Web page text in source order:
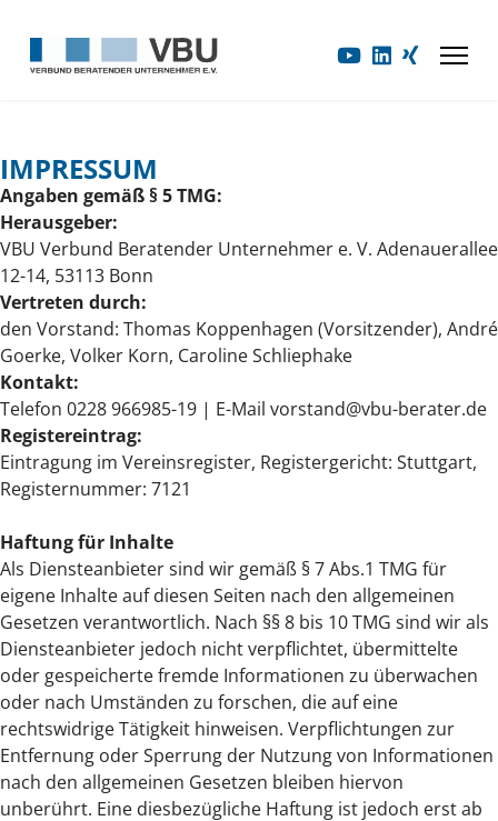
IMPRESSUM
Angaben gemäß § 5 TMG:
Herausgeber:
VBU Verbund Beratender Unternehmer e. V. Adenauerallee
12-14, 53113 Bonn
Vertreten durch:
den Vorstand: Thomas Koppenhagen (Vorsitzender), André
Goerke, Volker Korn, Caroline Schliephake
Kontakt:
Telefon 0228 966985-19 | E-Mail vorstand@vbu-berater.de
Registereintrag:
Eintragung im Vereinsregister, Registergericht: Stuttgart,
Registernummer: 7121
Haftung für Inhalte
Als Diensteanbieter sind wir gemäß § 7 Abs.1 TMG für
eigene Inhalte auf diesen Seiten nach den allgemeinen
Gesetzen verantwortlich. Nach §§ 8 bis 10 TMG sind wir als
Diensteanbieter jedoch nicht verpflichtet, übermittelte
oder gespeicherte fremde Informationen zu überwachen
oder nach Umständen zu forschen, die auf eine
rechtswidrige Tätigkeit hinweisen. Verpflichtungen zur
Entfernung oder Sperrung der Nutzung von Informationen
nach den allgemeinen Gesetzen bleiben hiervon
unberührt. Eine diesbezügliche Haftung ist jedoch erst ab